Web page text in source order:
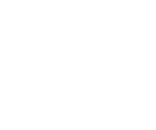
illetve pszichés
közül néhány súlyos
ha a vércukorszint nincs